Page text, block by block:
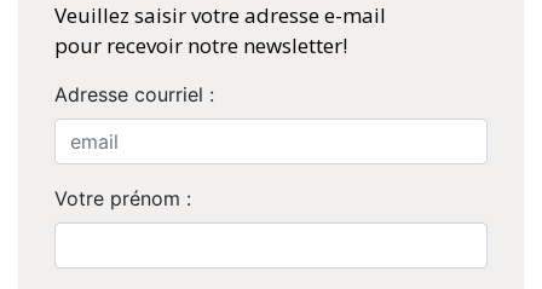
Veuillez saisir votre adresse e-mail
pour recevoir notre newsletter!
Adresse courriel :
Votre prénom :